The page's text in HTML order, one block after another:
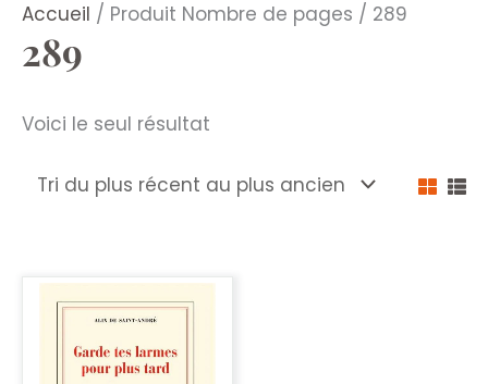
Accueil / Produit Nombre de pages / 289
289
Voici le seul résultat